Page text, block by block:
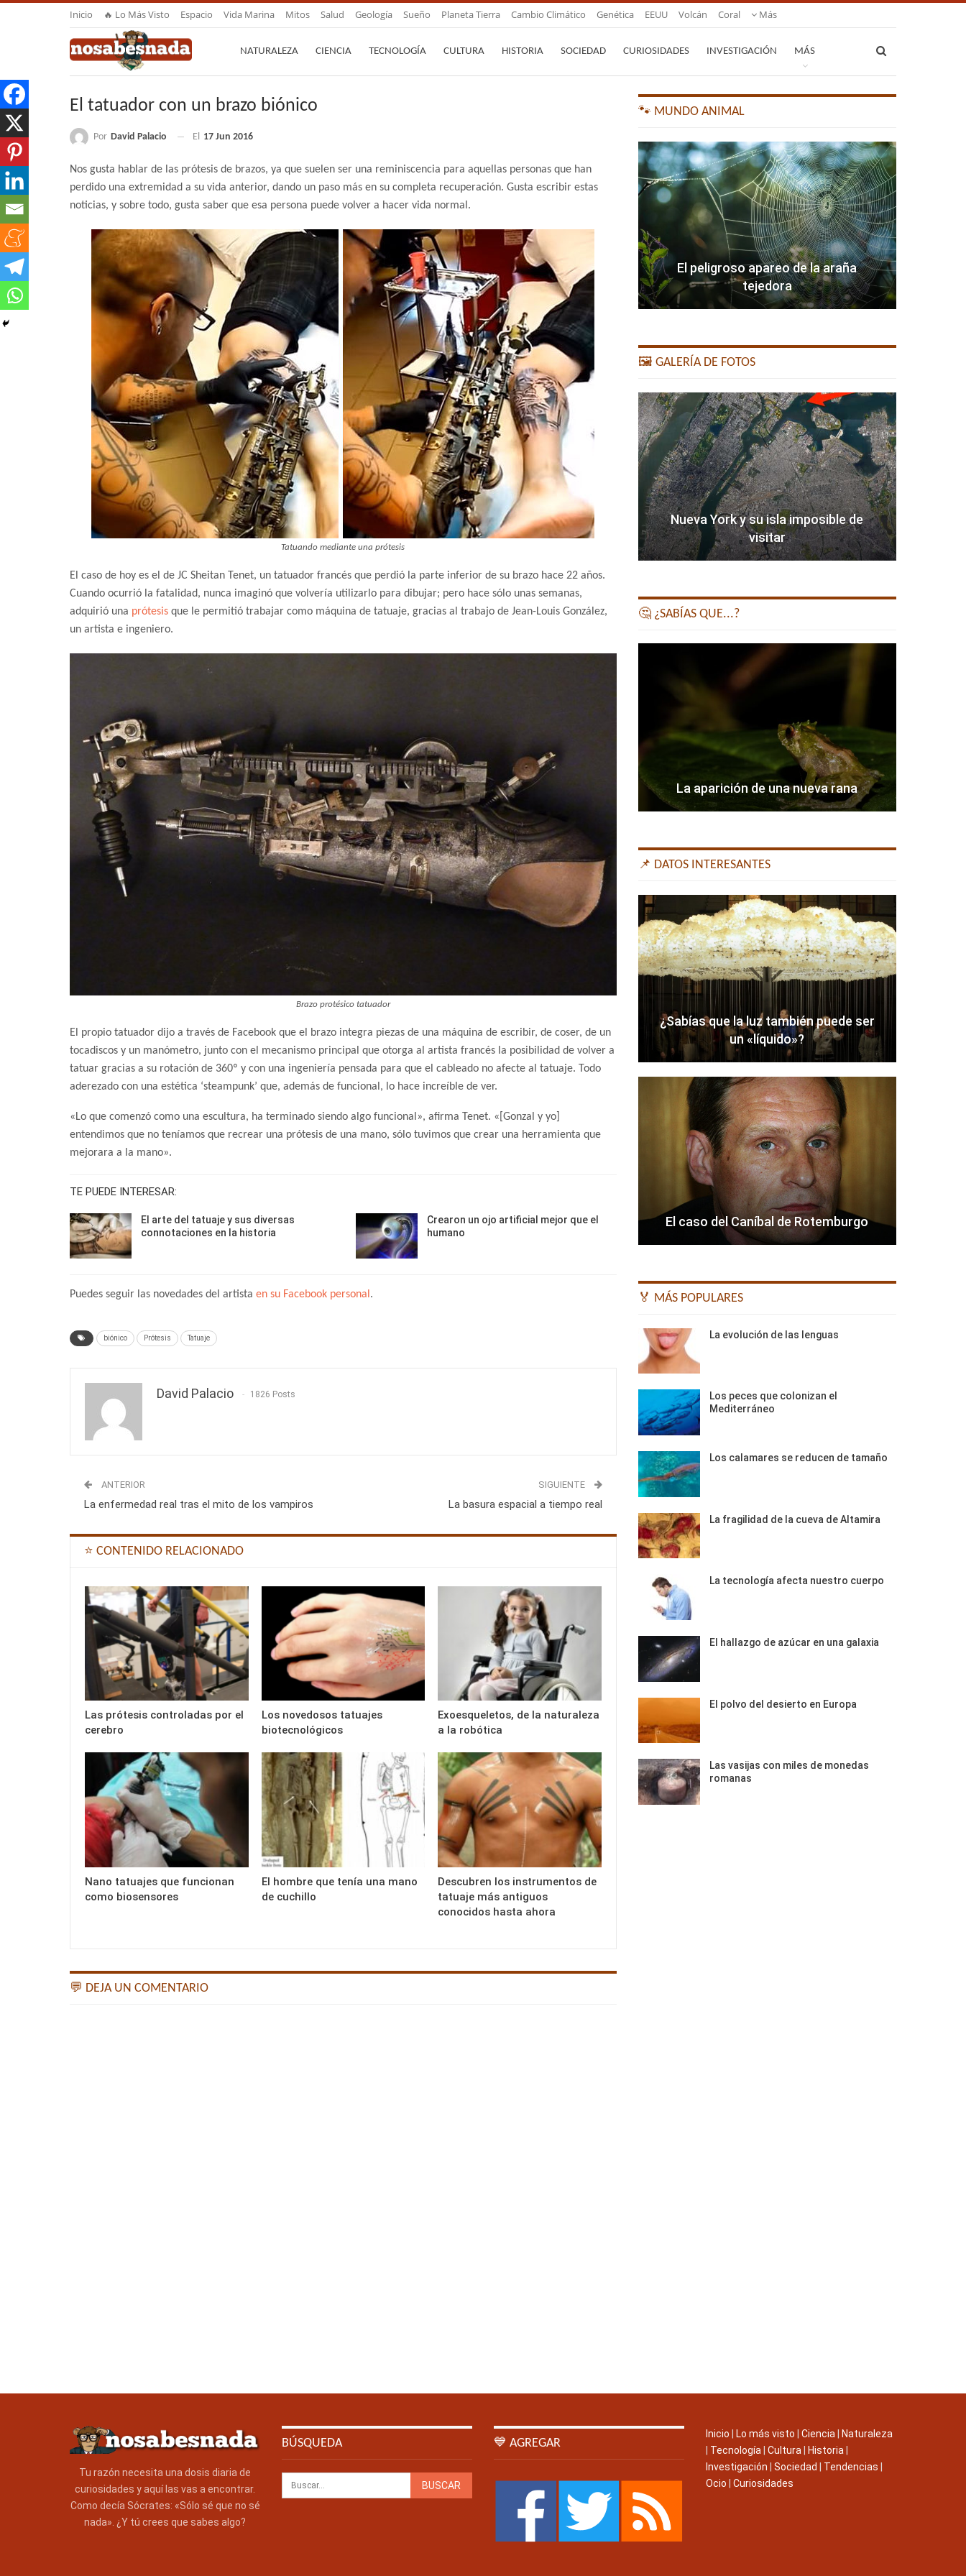
Inicio 🔥 Lo Más Visto Espacio Vida Marina Mitos Salud Geología Sueño Planeta Tierra Cambio Climático Genética EEUU Volcán Coral Más
NATURALEZA CIENCIA TECNOLOGÍA CULTURA HISTORIA SOCIEDAD CURIOSIDADES INVESTIGACIÓN MÁS
El tatuador con un brazo biónico
Por David Palacio El 17 Jun 2016
Nos gusta hablar de las prótesis de brazos, ya que suelen ser una reminiscencia para aquellas personas que han
perdido una extremidad a su vida anterior, dando un paso más en su completa recuperación. Gusta escribir estas
noticias, y sobre todo, gusta saber que esa persona puede volver a hacer vida normal.
Tatuando mediante una prótesis
El caso de hoy es el de JC Sheitan Tenet, un tatuador francés que perdió la parte inferior de su brazo hace 22 años.
Cuando ocurrió la fatalidad, nunca imaginó que volvería utilizarlo para dibujar; pero hace sólo unas semanas,
adquirió una prótesis que le permitió trabajar como máquina de tatuaje, gracias al trabajo de Jean-Louis González,
un artista e ingeniero.
Brazo protésico tatuador
El propio tatuador dijo a través de Facebook que el brazo integra piezas de una máquina de escribir, de coser, de un
tocadiscos y un manómetro, junto con el mecanismo principal que otorga al artista francés la posibilidad de volver a
tatuar gracias a su rotación de 360º y con una ingeniería pensada para que el cableado no afecte al tatuaje. Todo
aderezado con una estética ‘steampunk’ que, además de funcional, lo hace increíble de ver.
«Lo que comenzó como una escultura, ha terminado siendo algo funcional», afirma Tenet. «[Gonzal y yo]
entendimos que no teníamos que recrear una prótesis de una mano, sólo tuvimos que crear una herramienta que
mejorara a la mano».
TE PUEDE INTERESAR:
El arte del tatuaje y sus diversas
connotaciones en la historia
Crearon un ojo artificial mejor que el
humano
Puedes seguir las novedades del artista en su Facebook personal.
biónico Prótesis Tatuaje
David Palacio 1826 Posts
ANTERIOR
La enfermedad real tras el mito de los vampiros
SIGUIENTE
La basura espacial a tiempo real
⭐ CONTENIDO RELACIONADO
Las prótesis controladas por el
cerebro
Los novedosos tatuajes
biotecnológicos
Exoesqueletos, de la naturaleza
a la robótica
Nano tatuajes que funcionan
como biosensores
El hombre que tenía una mano
de cuchillo
Descubren los instrumentos de
tatuaje más antiguos
conocidos hasta ahora
💬 DEJA UN COMENTARIO
🐾 MUNDO ANIMAL
El peligroso apareo de la araña
tejedora
🖼️ GALERÍA DE FOTOS
Nueva York y su isla imposible de
visitar
🤔 ¿SABÍAS QUE...?
La aparición de una nueva rana
📌 DATOS INTERESANTES
¿Sabías que la luz también puede ser
un «líquido»?
El caso del Caníbal de Rotemburgo
🏅 MÁS POPULARES
La evolución de las lenguas
Los peces que colonizan el
Mediterráneo
Los calamares se reducen de tamaño
La fragilidad de la cueva de Altamira
La tecnología afecta nuestro cuerpo
El hallazgo de azúcar en una galaxia
El polvo del desierto en Europa
Las vasijas con miles de monedas
romanas
Tu razón necesita una dosis diaria de
curiosidades y aquí las vas a encontrar.
Como decía Sócrates: «Sólo sé que no sé
nada». ¿Y tú crees que sabes algo?
BÚSQUEDA 💙 AGREGAR
Inicio | Lo más visto | Ciencia | Naturaleza
| Tecnología | Cultura | Historia |
Investigación | Sociedad | Tendencias |
Ocio | Curiosidades